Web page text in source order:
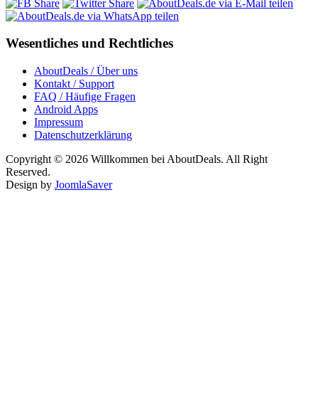
Wesentliches und Rechtliches
AboutDeals / Über uns
Kontakt / Support
FAQ / Häufige Fragen
Android Apps
Impressum
Datenschutzerklärung
Copyright © 2026 Willkommen bei AboutDeals. All Right
Reserved.
Design by JoomlaSaver